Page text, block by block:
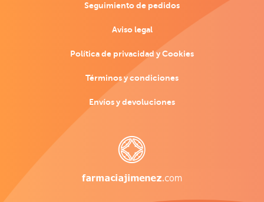
Seguimiento de pedidos
Aviso legal
Política de privacidad y Cookies
Términos y condiciones
Envíos y devoluciones